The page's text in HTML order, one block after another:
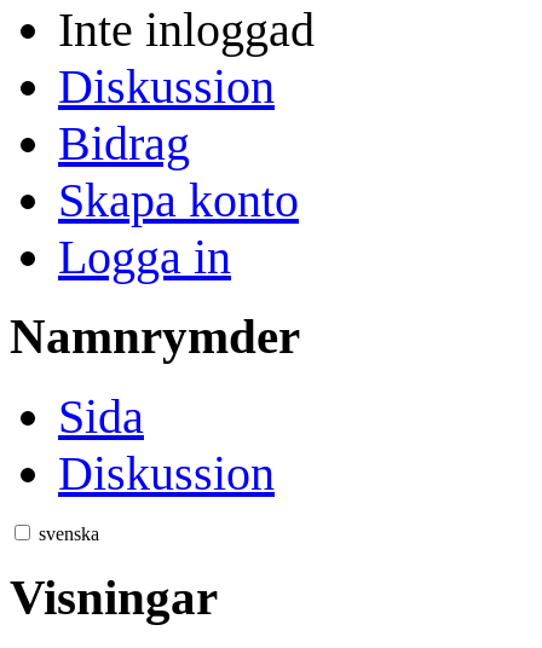
Inte inloggad
Diskussion
Bidrag
Skapa konto
Logga in
Namnrymder
Sida
Diskussion
svenska
Visningar